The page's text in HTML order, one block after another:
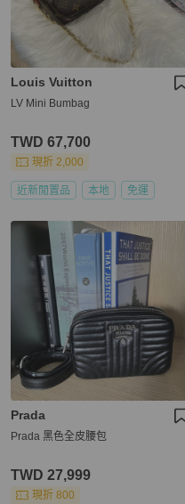
Louis Vuitton
LV Mini Bumbag
TWD 67,700
現折 2,000
近新閒置品 本地 免運
Prada
Prada 黑色全皮腰包
TWD 27,999
現折 800